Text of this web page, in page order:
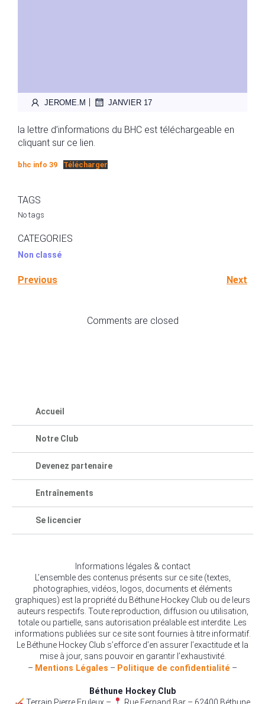
JEROME.M | JANVIER 17
la lettre d’informations du BHC est téléchargeable en
cliquant sur ce lien.
bhc info 39 Télécharger
TAGS
No tags
CATEGORIES
Non classé
Previous Next
Comments are closed
Accueil
Notre Club
Devenez partenaire
Entraînements
Se licencier
Informations légales & contact
L’ensemble des contenus présents sur ce site (textes,
photographies, vidéos, logos, documents et éléments
graphiques) est la propriété du Béthune Hockey Club ou de leurs
auteurs respectifs. Toute reproduction, diffusion ou utilisation,
totale ou partielle, sans autorisation préalable est interdite. Les
informations publiées sur ce site sont fournies à titre informatif.
Le Béthune Hockey Club s’efforce d’en assurer l’exactitude et la
mise à jour, sans pouvoir en garantir l’exhaustivité.
– Mentions Légales – Politique de confidentialité –
Béthune Hockey Club